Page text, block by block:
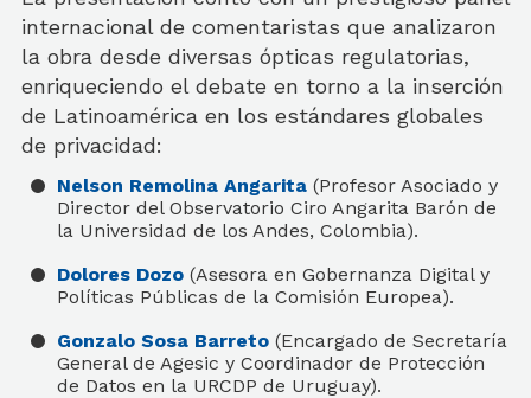
internacional de comentaristas que analizaron
la obra desde diversas ópticas regulatorias,
enriqueciendo el debate en torno a la inserción
de Latinoamérica en los estándares globales
de privacidad:
Nelson Remolina Angarita (Profesor Asociado y
Director del Observatorio Ciro Angarita Barón de
la Universidad de los Andes, Colombia).
Dolores Dozo (Asesora en Gobernanza Digital y
Políticas Públicas de la Comisión Europea).
Gonzalo Sosa Barreto (Encargado de Secretaría
General de Agesic y Coordinador de Protección
de Datos en la URCDP de Uruguay).